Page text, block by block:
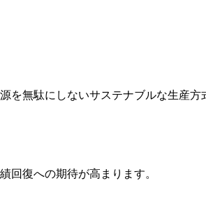
を無駄にしないサステナブルな生産方
回復への期待が高まります。